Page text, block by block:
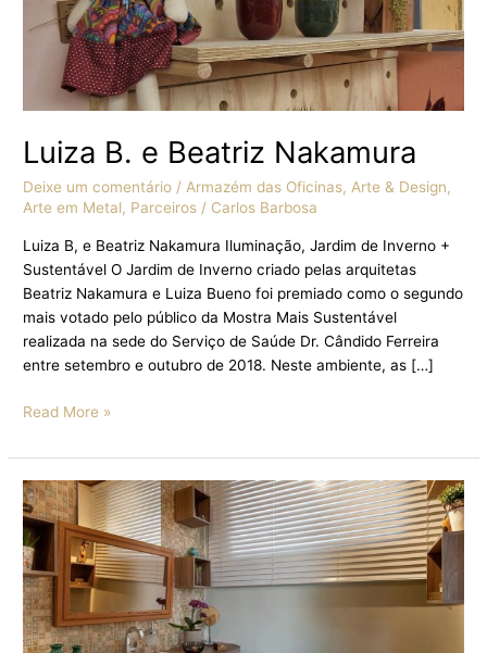
Luiza B. e Beatriz Nakamura
Deixe um comentário /Armazém das Oficinas,Arte & Design,
Arte em Metal, Parceiros / Carlos Barbosa
Luiza B, e Beatriz Nakamura Iluminação, Jardim de Inverno +
Sustentável O Jardim de Inverno criado pelas arquitetas
Beatriz Nakamura e Luiza Bueno foi premiado como o segundo
mais votado pelo público da Mostra Mais Sustentável
realizada na sede do Serviço de Saúde Dr. Cândido Ferreira
entre setembro e outubro de 2018. Neste ambiente, as […]
Read More »
Gisele
Mateus